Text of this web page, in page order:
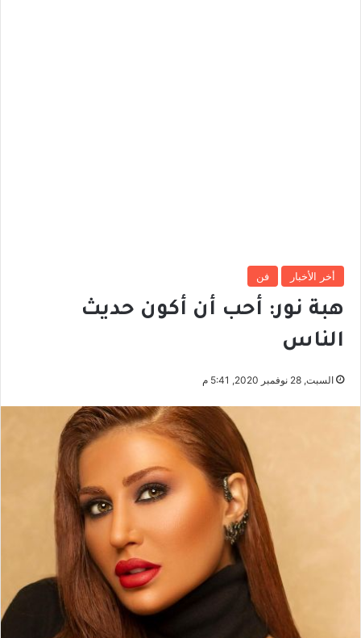
أخر الأخبار فن
هبة نور: أحب أن أكون حديث
الناس
السبت, 28 نوفمبر 2020, 5:41 م